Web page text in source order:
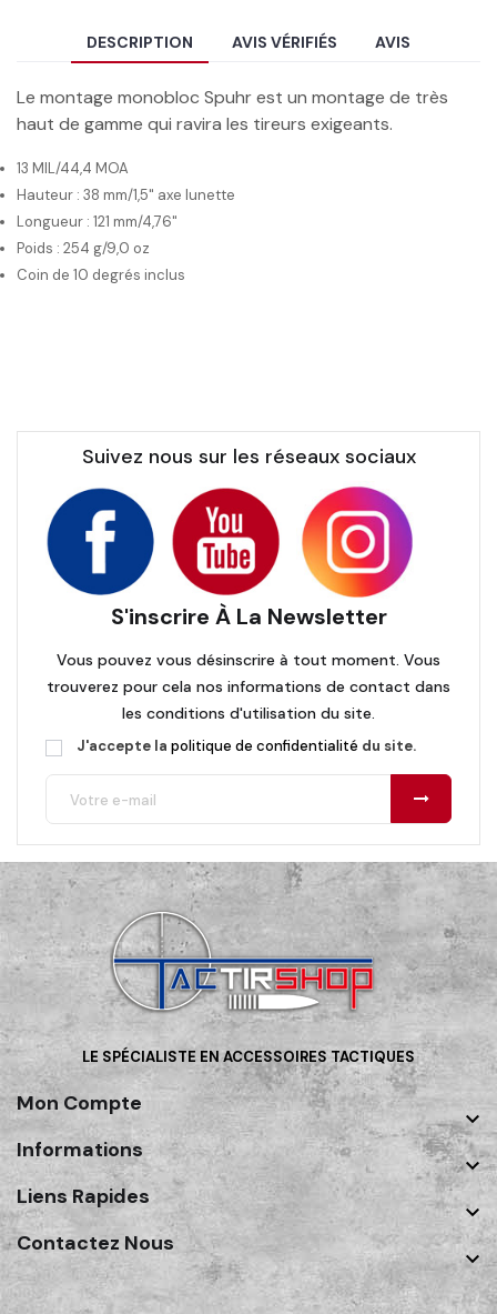
DESCRIPTION AVIS VÉRIFIÉS AVIS
Le montage monobloc Spuhr est un montage de très
haut de gamme qui ravira les tireurs exigeants.
13 MIL/44,4 MOA
Hauteur : 38 mm/1,5" axe lunette
Longueur : 121 mm/4,76"
Poids : 254 g/9,0 oz
Coin de 10 degrés inclus
Suivez nous sur les réseaux sociaux
S'inscrire À La Newsletter
Vous pouvez vous désinscrire à tout moment. Vous
trouverez pour cela nos informations de contact dans
les conditions d'utilisation du site.
J'accepte la politique de confidentialité du site.
LE SPÉCIALISTE EN ACCESSOIRES TACTIQUES
Mon Compte

Informations

Liens Rapides

Contactez Nous
